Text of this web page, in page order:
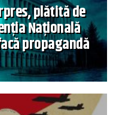
plătită de
Națională
propagandă